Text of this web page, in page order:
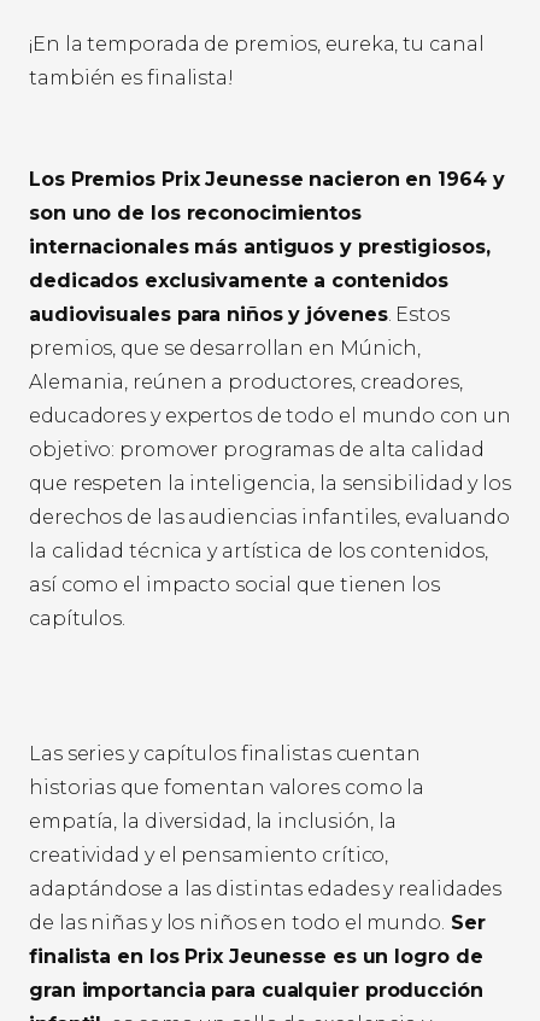
¡En la temporada de premios, eureka, tu canal
también es finalista!
Los Premios Prix Jeunesse nacieron en 1964 y
son uno de los reconocimientos
internacionales más antiguos y prestigiosos,
dedicados exclusivamente a contenidos
audiovisuales para niños y jóvenes. Estos
premios, que se desarrollan en Múnich,
Alemania, reúnen a productores, creadores,
educadores y expertos de todo el mundo con un
objetivo: promover programas de alta calidad
que respeten la inteligencia, la sensibilidad y los
derechos de las audiencias infantiles, evaluando
la calidad técnica y artística de los contenidos,
así como el impacto social que tienen los
capítulos.
Las series y capítulos finalistas cuentan
historias que fomentan valores como la
empatía, la diversidad, la inclusión, la
creatividad y el pensamiento crítico,
adaptándose a las distintas edades y realidades
de las niñas y los niños en todo el mundo. Ser
finalista en los Prix Jeunesse es un logro de
gran importancia para cualquier producción